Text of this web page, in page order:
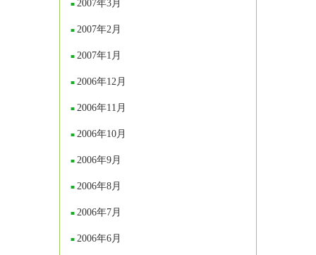
2007年3月
2007年2月
2007年1月
2006年12月
2006年11月
2006年10月
2006年9月
2006年8月
2006年7月
2006年6月